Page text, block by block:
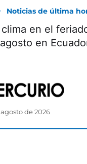
Noticias de última
en el
agosto en
de 2026